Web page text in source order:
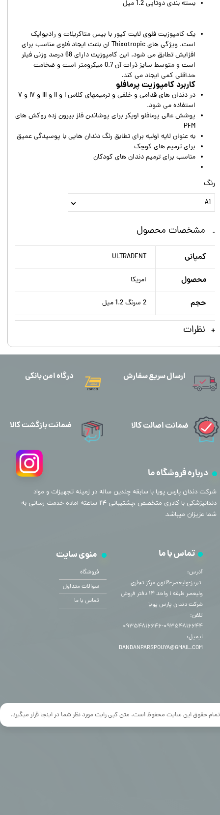
بسته بندی دوتایی 1.2 میل
یک کامپوزیت فلوی لایت کیور با بیس متاکریلات و رادیواپک
است. ویژگی های Thixotropic آن باعث ایجاد فلوی مناسب برای
افزایش تطابق می شود. این کامپوزیت دارای 68 درصد وزنی فیلر
است و متوسط سایز ذرات آن 0.7 میکرومتر است و ضخامت
حداقلی کمی ایجاد می کند.
کاربرد کامپوزیت پرمافلو
در دندان های قدامی و خلفی و ترمیمهای کلاس I و II و III و IV و V
استفاده می شود.
پوشش عالی پرمافلو اوپکر برای پوشاندن فلز بیرون زده روکش های
PFM
به عنوان لایه اولیه برای تطابق رنگ دندان هایی با پوسیدگی عمیق
برای ترمیم های کوچک
مناسب برای ترمیم دندان های کودکان
رنگ
A1
مشخصات محصول
کمپانی ULTRADENT
محصول امریکا
حجم 2 سرنگ 1.2 میل
نظرات
تمام حقوق این سایت محفوظ است. متن کپی رایت مورد نظر شما در اینجا قرار میگیرد.
ارسال سریع سفارش
درباره فروشگاه ما
​شرکت دندان پارس پویا با سابقه چندین ساله در زمینه تجهیزات و مواد
دندانپزشکی با کادری متخصص ،پشتیبانی ۲۴ ساعته اماده خدمت رسانی به
شما عزیزان میباشد.
منوی سایت
فروشگاه
سوالات متداول
تماس با ما
تماس با ما
آدرس:
​​​​​​​ تبریز-ولیعصر-قانون مرکز تجاری
ولیعصر طبقه ۱ واحد ۱۴ دفتر فروش
شرکت دندان پارس پویا
تلفن:
۰۹۳۵۴۸۱۶۶۴۴-۰۹۳۵۴۸۱۶۶۴۶
ایمیل:
DANDANPARSPOUYA@GMAIL.COM
درگاه امن بانکی
ضمانت اصالت کالا ضمانت بازگشت کالا